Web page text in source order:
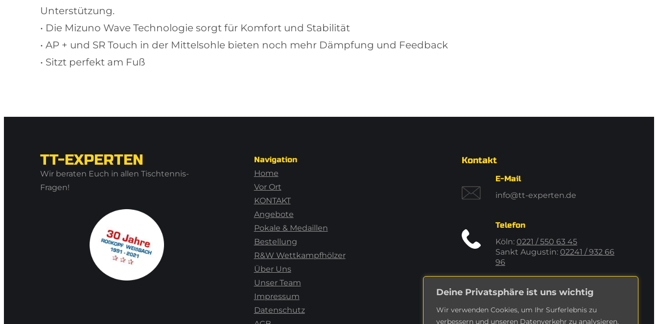
Deine Privatsphäre ist uns wichtig
Wir verwenden Cookies, um Ihr Surferlebnis zu
verbessern und unseren Datenverkehr zu analysieren.
Unterstützung.
• Die Mizuno Wave Technologie sorgt für Komfort und Stabilität
• AP + und SR Touch in der Mittelsohle bieten noch mehr Dämpfung und Feedback
• Sitzt perfekt am Fuß
TT-EXPERTEN
Wir beraten Euch in allen Tischtennis-
Fragen!
Navigation
Home
Vor Ort
KONTAKT
Angebote
Pokale & Medaillen
Bestellung
R&W Wettkampfhölzer
Über Uns
Unser Team
Impressum
Datenschutz
Kontakt
E-Mail
info@tt-experten.de
Telefon
Köln: 0221 / 550 63 45
Sankt Augustin: 02241 / 932 66
96